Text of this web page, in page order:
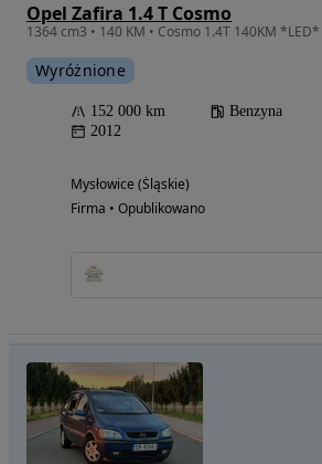
Opel Zafira 1.4 T Cosmo
Wyróżnione
152 000 km Benzyna
2012
Mysłowice (Śląskie)
Firma • Opublikowano